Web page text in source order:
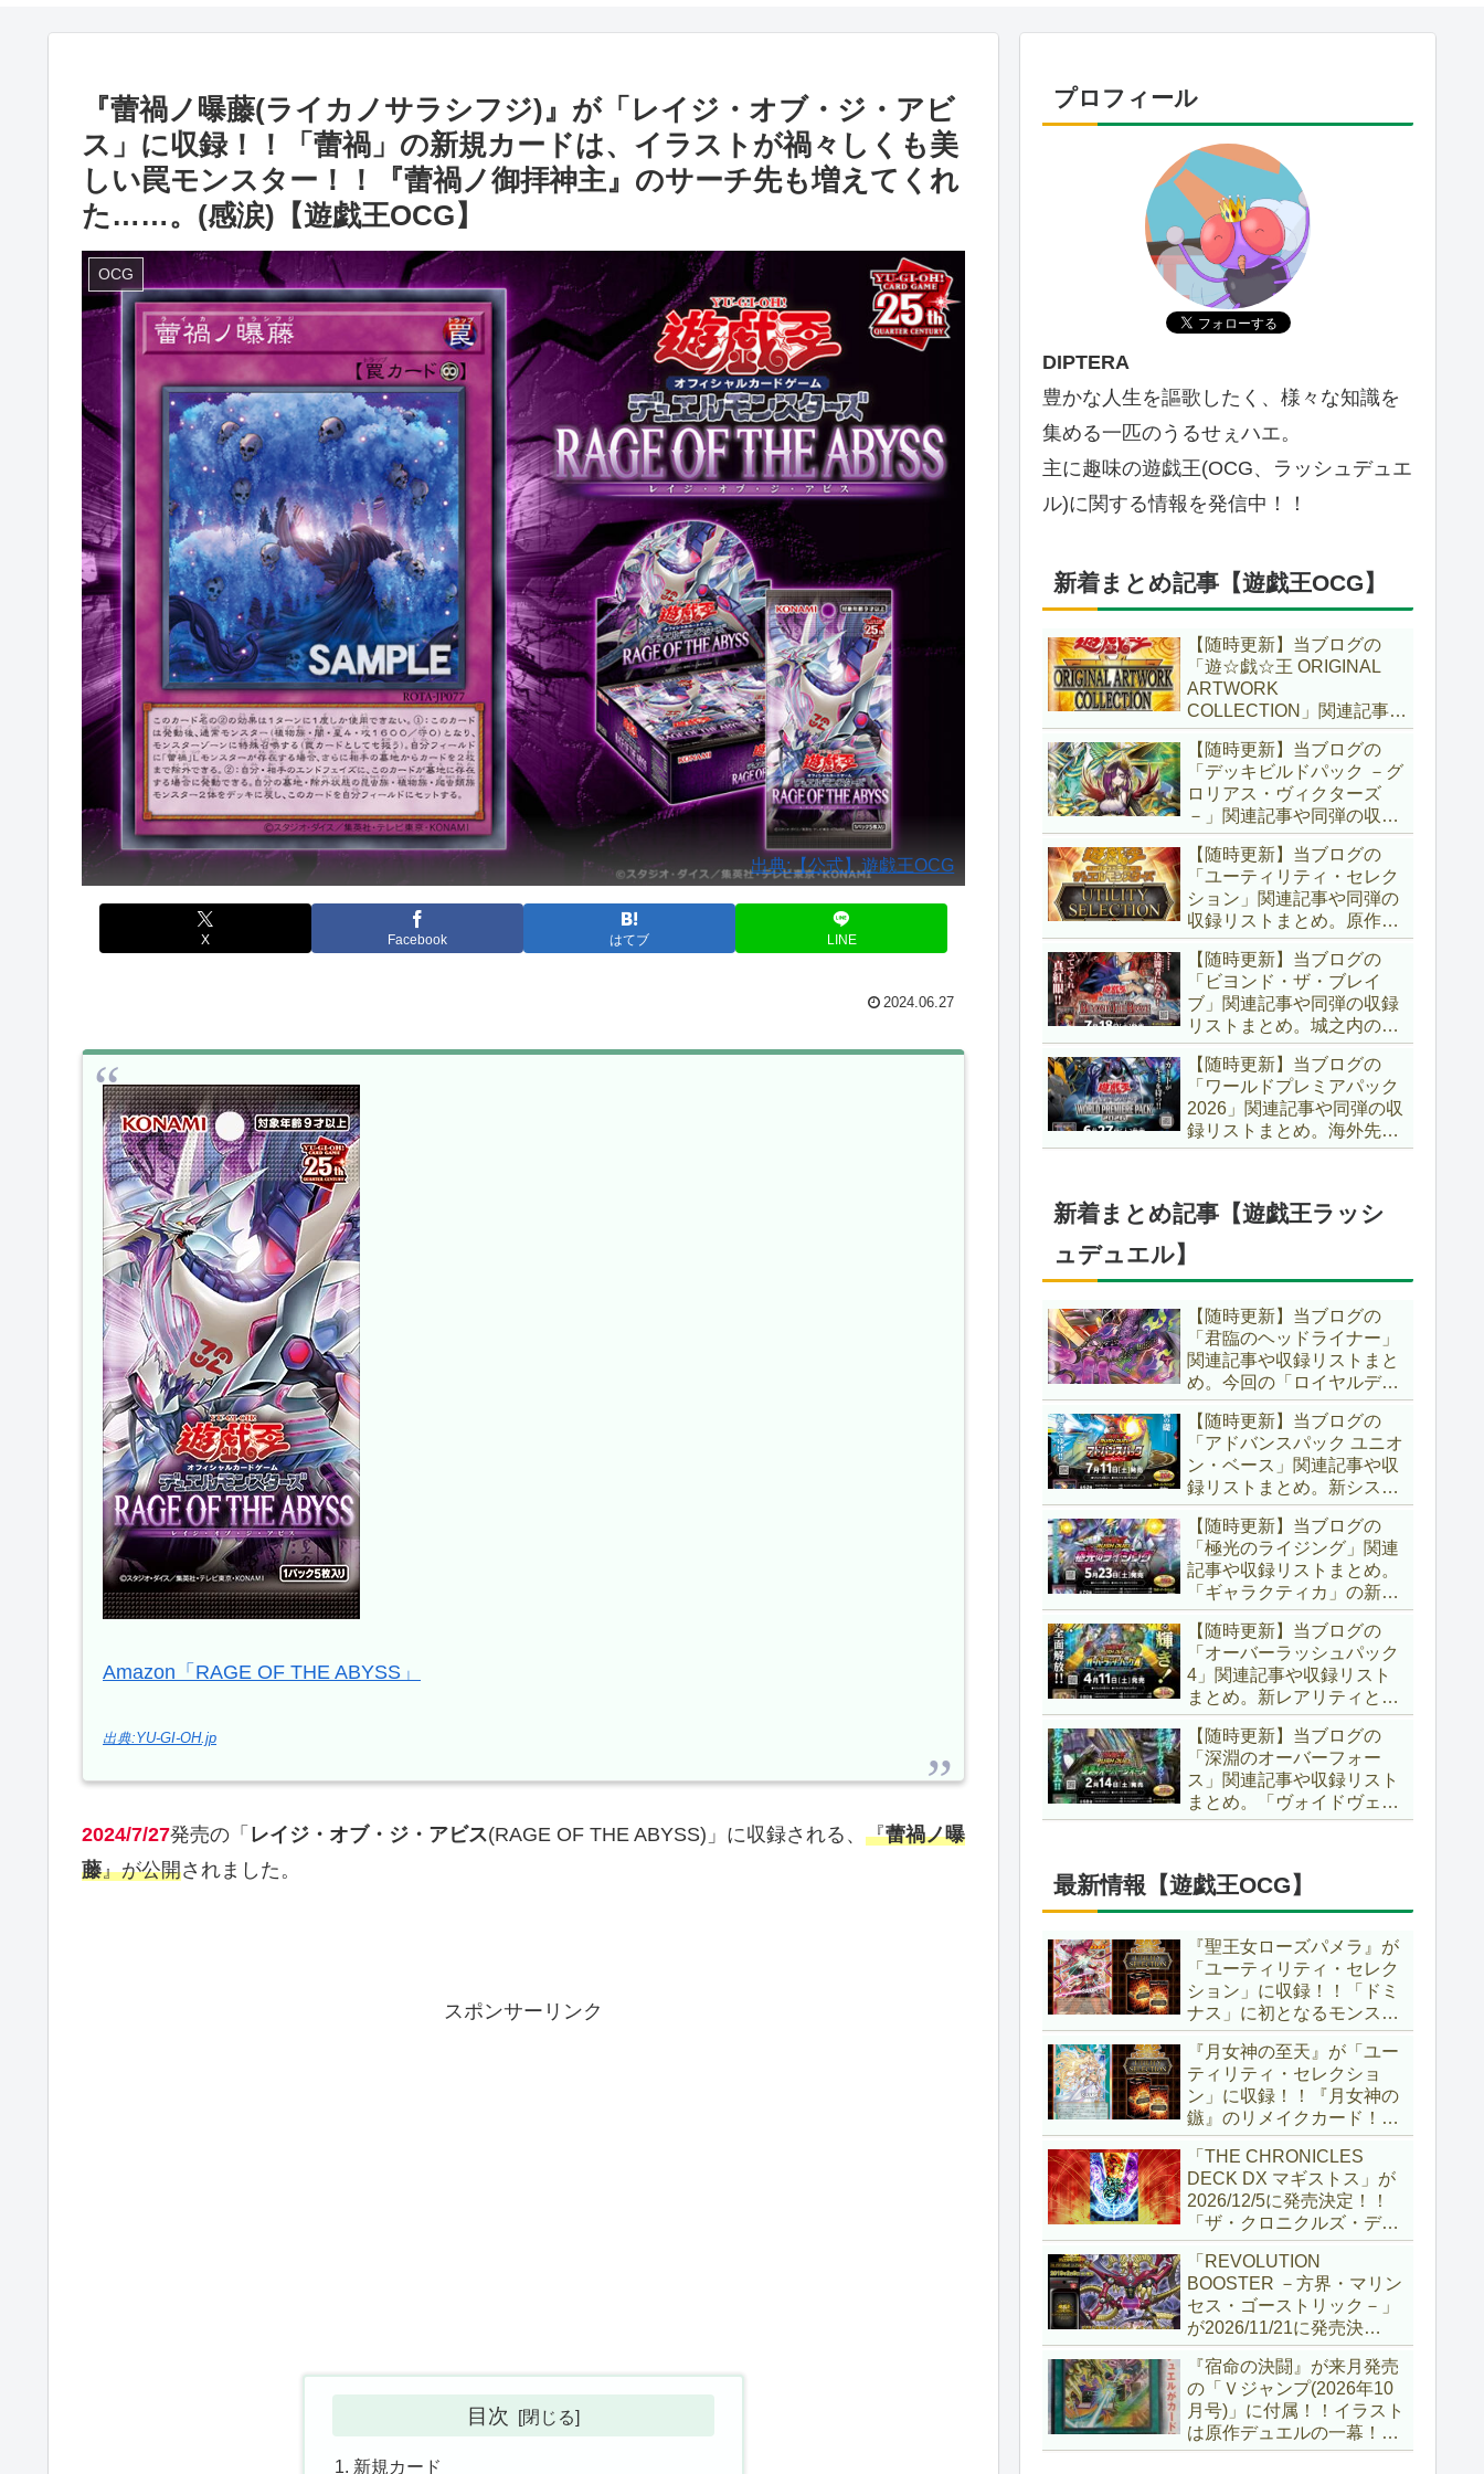
『蕾禍ノ曝藤(ライカノサラシフジ)』が「レイジ・オブ・ジ・アビ
ス」に収録！！「蕾禍」の新規カードは、イラストが禍々しくも美
しい罠モンスター！！『蕾禍ノ御拝神主』のサーチ先も増えてくれ
た……。(感涙)【遊戯王OCG】
OCG
出典:【公式】遊戯王OCG
X Facebook はてブ LINE
2024.06.27
Amazon「RAGE OF THE ABYSS」
出典:YU-GI-OH.jp
2024/7/27発売の「 レイジ・オブ・ジ・アビス(RAGE OF THE ABYSS)」に収録される、 『蕾禍ノ曝
藤』が公開されました。
スポンサーリンク
目次
新規カード
プロフィール
DIPTERA
豊かな人生を謳歌したく、様々な知識を
集める一匹のうるせぇハエ。
主に趣味の遊戯王(OCG、ラッシュデュエ
ル)に関する情報を発信中！！
新着まとめ記事【遊戯王OCG】
【随時更新】当ブログの
「遊☆戯☆王 ORIGINAL
ARTWORK
COLLECTION」関連記事や
同弾の収録リストまとめ。
マンガスタイルとオーバー
フレームに焦点を当てた新
商品！！また、原作のモン
スターもリメイクされてい
ます！！【遊戯王OCG】
【随時更新】当ブログの
「デッキビルドパック －グ
ロリアス・ヴィクターズ
－」関連記事や同弾の収録
リストまとめ。効果を持た
ない古のモンスターを使役
する儀式テーマ「セネト」
に加え、「レイズ・ムー
ン」や「異解△」も登
場！！【遊戯王OCG】
【随時更新】当ブログの
「ユーティリティ・セレク
ション」関連記事や同弾の
収録リストまとめ。原作の
名シーンや懐かしの人気モ
ンスターをイメージした新
規カードが多数登場！！ま
た、「ドミナス」などの豪
華再録にも注目ですね～。
【遊戯王OCG】
【随時更新】当ブログの
「ビヨンド・ザ・ブレイ
ブ」関連記事や同弾の収録
リストまとめ。城之内のカ
ードたちが『時の黒魔術
師』関連となってリメイ
ク！！さらに、「Ｄ－ＨＥ
ＲＯ」の『幽獄の時計塔』
も待望のリメイクです！！
【随時更新】当ブログの
「ワールドプレミアパック
2026」関連記事や同弾の収
録リストまとめ。海外先行
カードが例年より早く来
ージした『リビングデッド
の呼び声』関連に注目が集
新着まとめ記事【遊戯王ラッシ
ュデュエル】
【随時更新】当ブログの
「君臨のヘッドライナー」
関連記事や収録リストまと
め。今回の「ロイヤルデモ
ンズ」は相手モンスターを
リリース！！また、新テー
マとして「救惺」、「ヘル
シィ」、「ゴエゴエ」も登
場です！！【遊戯王ラッシ
ュデュエル】
【随時更新】当ブログの
「アドバンスパック ユニオ
ン・ベース」関連記事や収
録リストまとめ。新システ
ム「ユニオンフュージョ
ン」の登場により、ようや
く原作さながらの「ＸＹ
Ｚ」が使用可能となりまし
た！！【遊戯王ラッシュデ
ュエル】
【随時更新】当ブログの
「極光のライジング」関連
記事や収録リストまとめ。
「ギャラクティカ」の新た
なフュージョンモンスター
やイラスト違い、「報道」
の強化に加え、幻竜族の新
テーマ「纏竜」も登場で
す！！【遊戯王ラッシュデ
ュエル】
【随時更新】当ブログの
「オーバーラッシュパック
4」関連記事や収録リスト
まとめ。新レアリティとし
てフルオーバーラッシュレ
ア仕様が初登場！！そし
て、OCGの大人気テーマ
「霊使い」も同時に実装さ
れています！！【遊戯王ラ
【随時更新】当ブログの
「深淵のオーバーフォー
ス」関連記事や収録リスト
まとめ。「ヴォイドヴェル
グ」や「夢中」、「ラ
「コスモス姫」などの人気
テーマ強化に加え、「冥
跡」もテーマ化です！！
【遊戯王ラッシュデュエ
ル】
最新情報【遊戯王OCG】
『聖王女ローズパメラ』が
「ユーティリティ・セレク
ション」に収録！！「ドミ
ナス」に初となるモンスタ
ーが登場！！『聖王の粉
砕』や『列王詩篇』に描か
れていた少女で、実際にこ
の2種を強力にサポートし
ていますね！！【遊戯王
OCG】
『月女神の至天』が「ユー
ティリティ・セレクショ
ン」に収録！！『月女神の
鏃』のリメイクカード！！
選出傾向が読めなくなりま
したが、後攻向けとは言え
無効化範囲の広がった『墓
穴の指名者』はめちゃくち
ゃ強力ですね！？【遊戯王
OCG】
「THE CHRONICLES
DECK DX マギストス」が
2026/12/5に発売決定！！
「ザ・クロニクルズ・デッ
キ」がリニューアル！！第
1弾は「マギストス」と
「エンディミオン」が選出
されています！！【遊戯王
OCG】
「REVOLUTION
BOOSTER －方界・マリン
セス・ゴーストリック－」
が2026/11/21に発売決
定！！「レボリューション
ブースター」の第2弾！！
今回は前回以上に個性派揃
いとなりましたね～。【遊
戯王OCG】
『宿命の決闘』が来月発売
の「Ｖジャンプ(2026年10
月号)」に付属！！イラスト
は原作デュエルの一幕！！
初期型デュエルディスクの